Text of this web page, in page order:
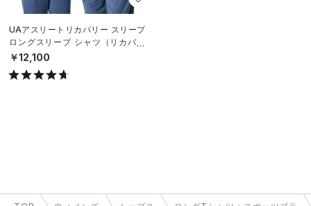
UAアスリートリカバリー スリープ
ロングスリーブ シャツ（リカバリ
ー/UNISEX）
￥12,100